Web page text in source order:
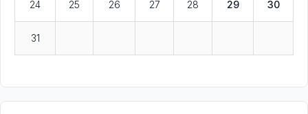
24 25 26 27 28 29 30
31